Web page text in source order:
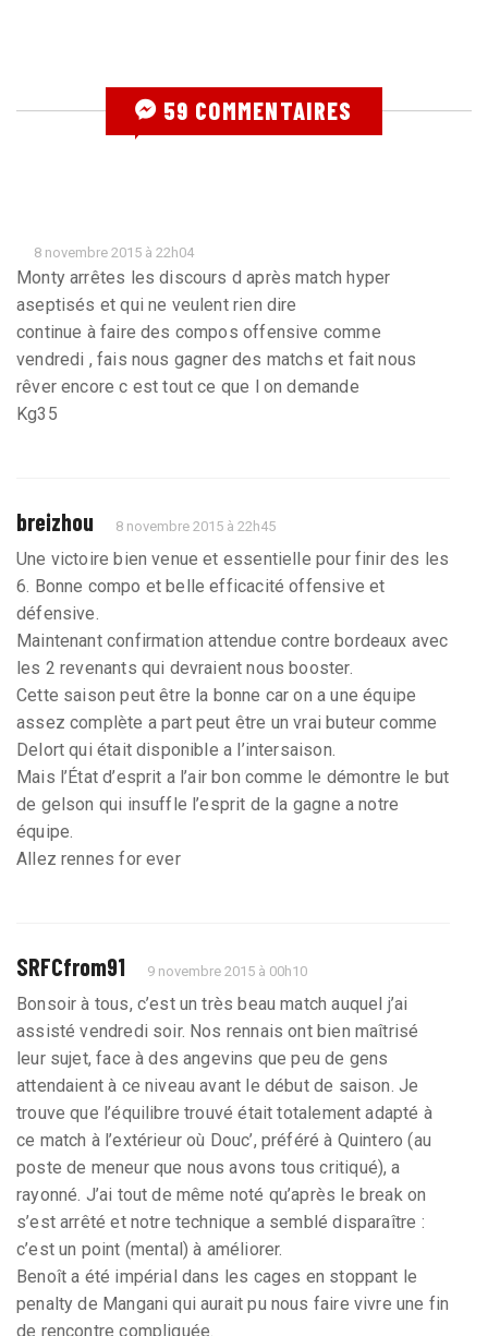
59 COMMENTAIRES
8 novembre 2015 à 22h04
Monty arrêtes les discours d après match hyper
aseptisés et qui ne veulent rien dire
continue à faire des compos offensive comme
vendredi , fais nous gagner des matchs et fait nous
rêver encore c est tout ce que l on demande
Kg35
breizhou 8 novembre 2015 à 22h45
Une victoire bien venue et essentielle pour finir des les
6. Bonne compo et belle efficacité offensive et
défensive.
Maintenant confirmation attendue contre bordeaux avec
les 2 revenants qui devraient nous booster.
Cette saison peut être la bonne car on a une équipe
assez complète a part peut être un vrai buteur comme
Delort qui était disponible a l’intersaison.
Mais l’État d’esprit a l’air bon comme le démontre le but
de gelson qui insuffle l’esprit de la gagne a notre
équipe.
Allez rennes for ever
SRFCfrom91 9 novembre 2015 à 00h10
Bonsoir à tous, c’est un très beau match auquel j’ai
assisté vendredi soir. Nos rennais ont bien maîtrisé
leur sujet, face à des angevins que peu de gens
attendaient à ce niveau avant le début de saison. Je
trouve que l’équilibre trouvé était totalement adapté à
ce match à l’extérieur où Douc’, préféré à Quintero (au
poste de meneur que nous avons tous critiqué), a
rayonné. J’ai tout de même noté qu’après le break on
s’est arrêté et notre technique a semblé disparaître :
c’est un point (mental) à améliorer.
Benoît a été impérial dans les cages en stoppant le
penalty de Mangani qui aurait pu nous faire vivre une fin
de rencontre compliquée.